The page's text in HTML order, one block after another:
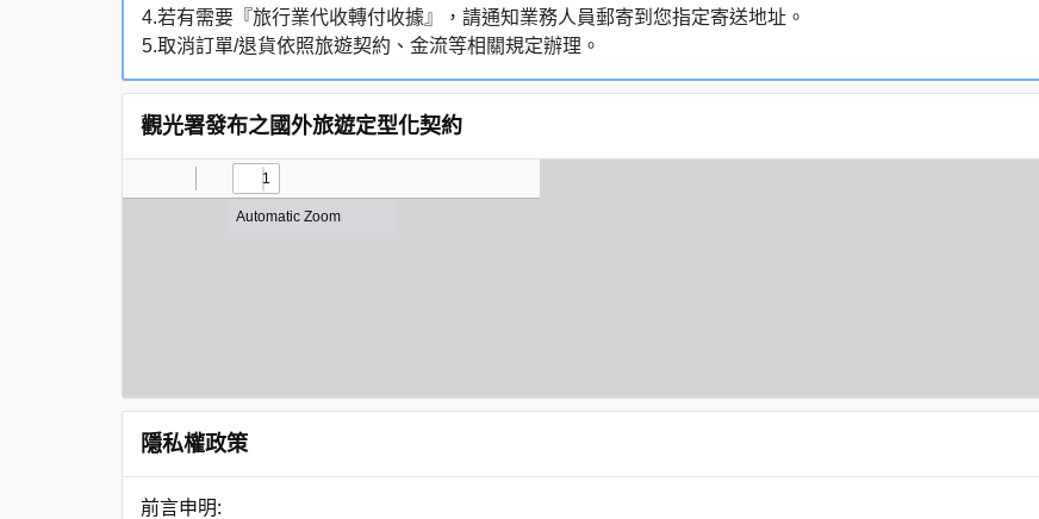
4.若有需要『旅行業代收轉付收據』，請通知業務人員郵寄到您指定寄送地址。
5.取消訂單/退貨依照旅遊契約、金流等相關規定辦理。
觀光署發布之國外旅遊定型化契約
隱私權政策
前言申明: